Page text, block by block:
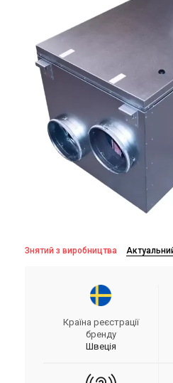
Знятий з виробництва
Країна реєстрації
бренду
Швеція